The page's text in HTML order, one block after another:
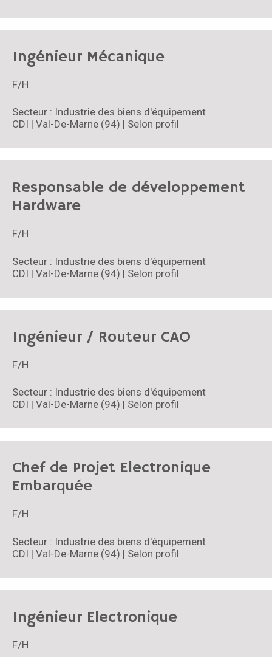
Ingénieur Mécanique
F/H
Secteur : Industrie des biens d'équipement
CDI | Val-De-Marne (94) | Selon profil
Responsable de développement
Hardware
F/H
Secteur : Industrie des biens d'équipement
CDI | Val-De-Marne (94) | Selon profil
Ingénieur / Routeur CAO
F/H
Secteur : Industrie des biens d'équipement
CDI | Val-De-Marne (94) | Selon profil
Chef de Projet Electronique
Embarquée
F/H
Secteur : Industrie des biens d'équipement
CDI | Val-De-Marne (94) | Selon profil
Ingénieur Electronique
F/H